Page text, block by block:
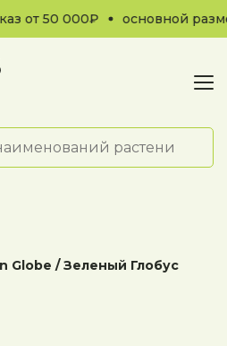
от 50 000₽ основной
Globe / Зеленый Глобус